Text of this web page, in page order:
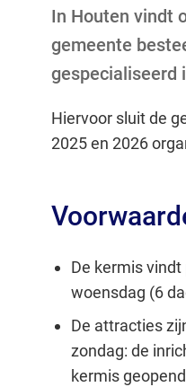
In Houten vindt
gemeente
gespecialiseerd
Hiervoor sluit de
2025 en 2026
De kermis
woensdag (6
De attracties
zondag: de
kermis